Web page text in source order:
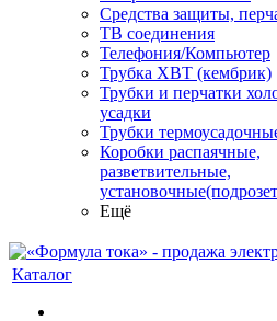
Средства защиты,
ТВ соединения
Телефония/Компьютер
Трубка ХВТ (кембрик)
Трубки и перчатки
усадки
Трубки
Коробки распаячные,
разветвительные,
Ещё
Каталог